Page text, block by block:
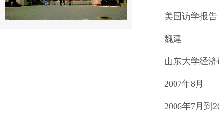
美国访学报告
魏建
山东大学经
2007年8月
2006年7月到